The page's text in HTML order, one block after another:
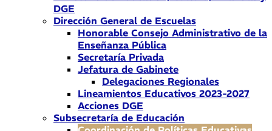
DGE
Dirección General de Escuelas
Honorable Consejo Administrativo de la
Enseñanza Pública
Secretaría Privada
Jefatura de Gabinete
Delegaciones Regionales
Lineamientos Educativos 2023-2027
Acciones DGE
Subsecretaría de Educación